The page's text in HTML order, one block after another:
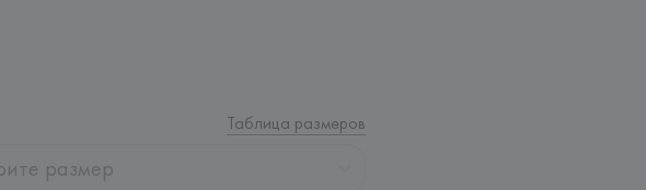
Таблица размеров
размер